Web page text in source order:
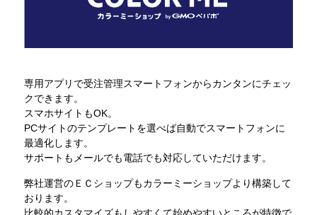
専用アプリで受注管理スマートフォンからカンタンにチェッ
クできます。
スマホサイトもOK。
PCサイトのテンプレートを選べば自動でスマートフォンに
最適化します。
サポートもメールでも電話でも対応していただけます。
弊社運営のＥＣショップもカラーミーショップより構築して
おります。